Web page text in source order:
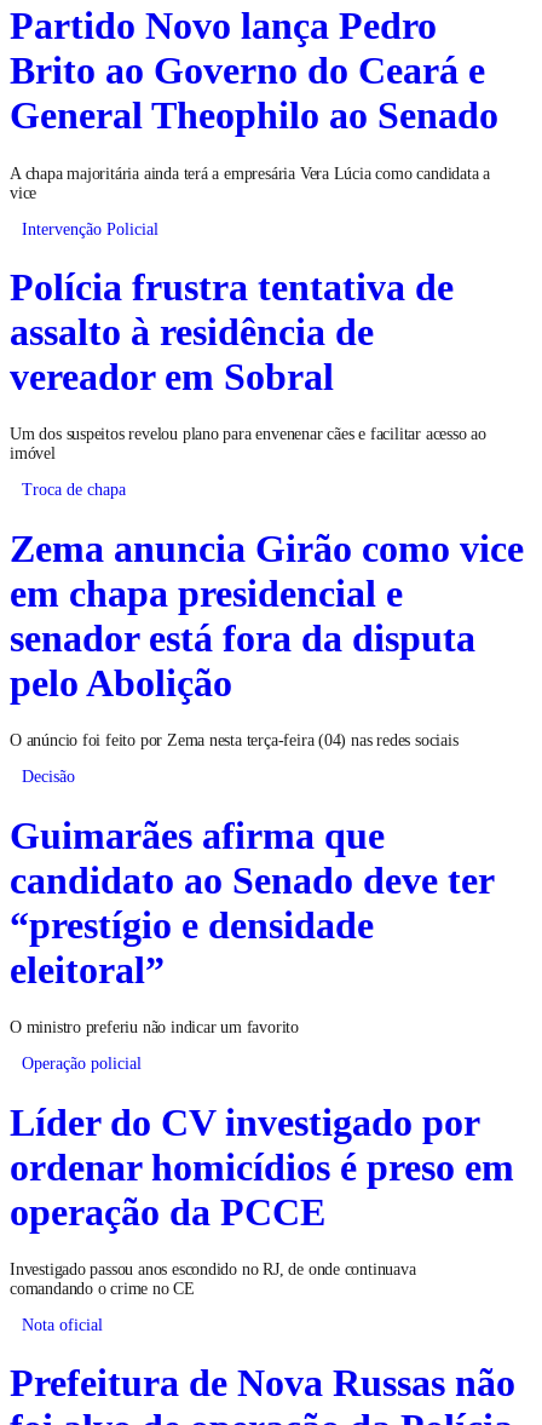
Partido Novo lança Pedro
Brito ao Governo do Ceará e
General Theophilo ao Senado
A chapa majoritária ainda terá a empresária Vera Lúcia como candidata a
vice
Intervenção Policial
Polícia frustra tentativa de
assalto à residência de
vereador em Sobral
Um dos suspeitos revelou plano para envenenar cães e facilitar acesso ao
imóvel
Troca de chapa
Zema anuncia Girão como vice
em chapa presidencial e
senador está fora da disputa
pelo Abolição
O anúncio foi feito por Zema nesta terça-feira (04) nas redes sociais
Decisão
Guimarães afirma que
candidato ao Senado deve ter
“prestígio e densidade
eleitoral”
O ministro preferiu não indicar um favorito
Operação policial
Líder do CV investigado por
ordenar homicídios é preso em
operação da PCCE
Investigado passou anos escondido no RJ, de onde continuava
comandando o crime no CE
Nota oficial
Prefeitura de Nova Russas não